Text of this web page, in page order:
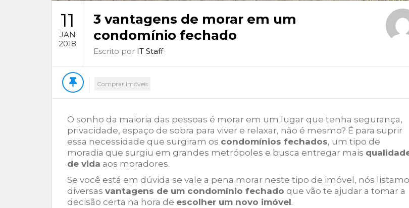
11
JAN
2018
3 vantagens de morar em um
condomínio fechado
Escrito por IT Staff
Comprar Imóveis
O sonho da maioria das pessoas é morar em um lugar que tenha segurança,
privacidade, espaço de sobra para viver e relaxar, não é mesmo? É para suprir
essa necessidade que surgiram os condomínios fechados, um tipo de
moradia que surgiu em grandes metrópoles e busca entregar mais
de vida aos moradores.
Se você está em dúvida se vale a pena morar neste tipo de imóvel, nós
diversas vantagens de um condomínio fechado que vão te ajudar a tomar a
decisão certa na hora de escolher um novo imóvel.